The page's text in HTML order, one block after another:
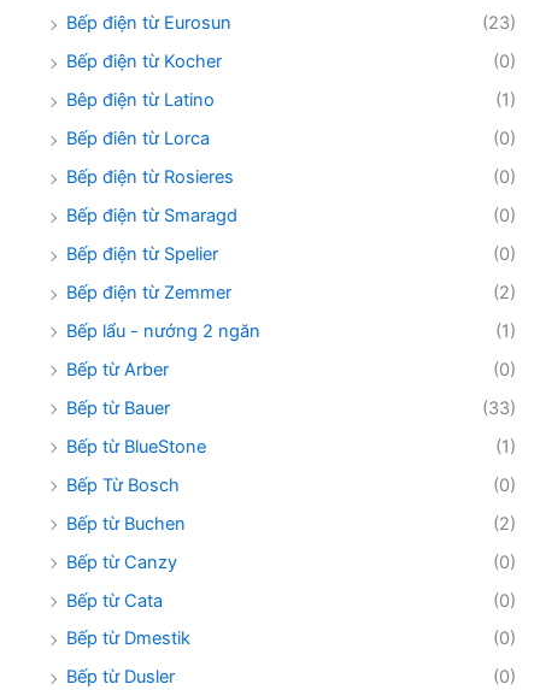
Bếp điện từ Eurosun
(23)
Bếp điện từ Kocher
(0)
Bêp điện từ Latino
(1)
Bếp điên từ Lorca
(0)
Bếp điện từ Rosieres
(0)
Bếp điện từ Smaragd
(0)
Bếp điện từ Spelier
(0)
Bếp điện từ Zemmer
(2)
Bếp lẩu - nướng 2 ngăn
(1)
Bếp từ Arber
(0)
Bếp từ Bauer
(33)
Bếp từ BlueStone
(1)
Bếp Từ Bosch
(0)
Bếp từ Buchen
(2)
Bếp từ Canzy
(0)
Bếp từ Cata
(0)
Bếp từ Dmestik
(0)
Bếp từ Dusler
(0)